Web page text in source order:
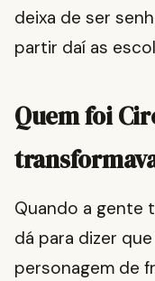
deixa de ser
partir daí as
Quem foi
Quando a gente
dá para dizer
personagem de